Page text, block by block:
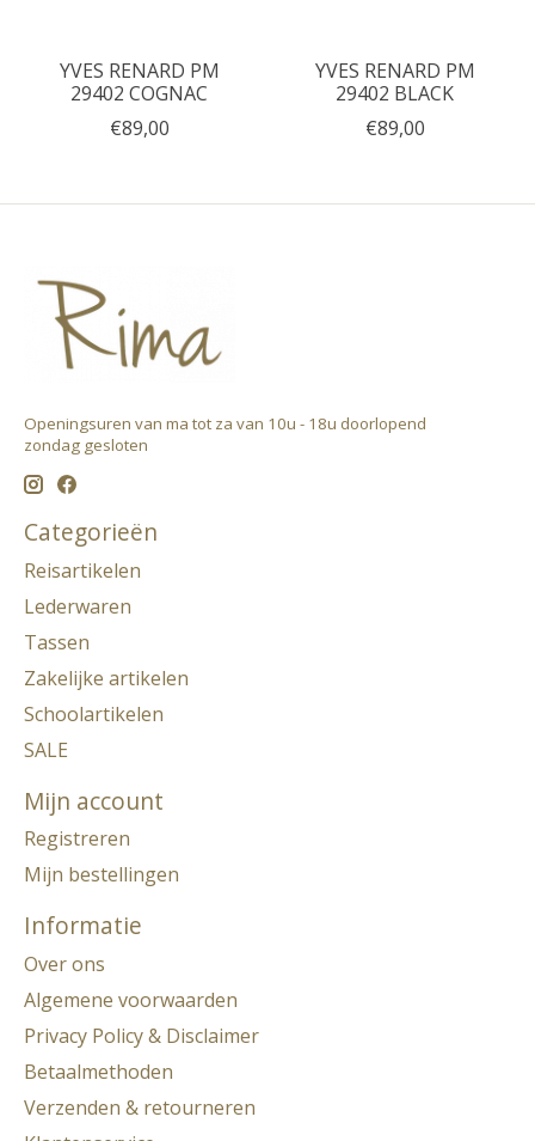
YVES RENARD PM
29402 COGNAC
€89,00
YVES RENARD PM
29402 BLACK
€89,00
Openingsuren van ma tot za van 10u - 18u doorlopend ​
zondag gesloten
Categorieën
Reisartikelen
Lederwaren
Tassen
Zakelijke artikelen
Schoolartikelen
SALE
Mijn account
Registreren
Mijn bestellingen
Informatie
Over ons
Algemene voorwaarden
Privacy Policy & Disclaimer
Betaalmethoden
Verzenden & retourneren